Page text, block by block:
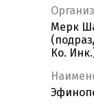
Мерк
Ко.